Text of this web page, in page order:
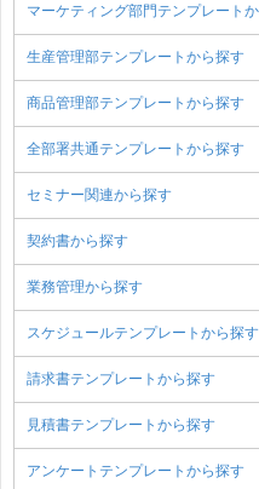
マーケティング部門テンプレート
生産管理部テンプレートから探す
商品管理部テンプレートから探す
全部署共通テンプレートから探す
セミナー関連から探す
契約書から探す
業務管理から探す
スケジュールテンプレートから探す
請求書テンプレートから探す
見積書テンプレートから探す
アンケートテンプレートから探す